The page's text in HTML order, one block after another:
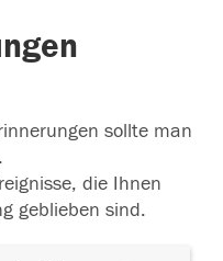
sollte man
die Ihnen
geblieben sind.